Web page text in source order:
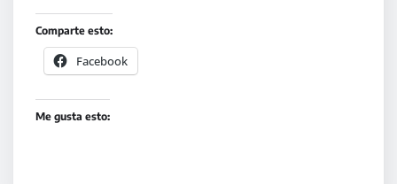
Comparte esto:
Facebook
Me gusta esto: